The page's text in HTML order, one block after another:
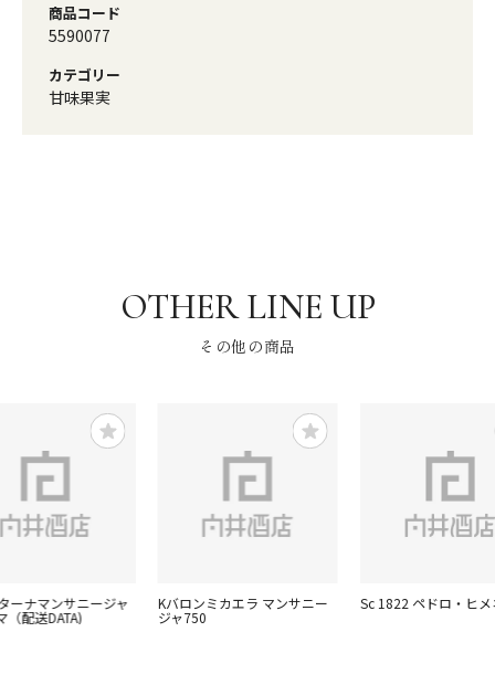
商品コード
5590077
カテゴリー
甘味果実
その他の商品
ーナマンサニージャ
（配送DATA)
Kバロンミカエラ マンサニー
ジャ750
Sc 1822 ペドロ・ヒメ